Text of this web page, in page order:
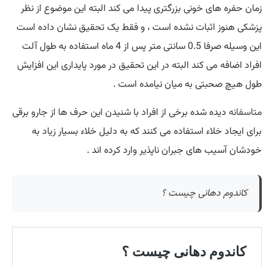
زمان حفره های خونی بزرگتری پیدا می کند البته این موضوع از نظر
پزشکی هنوز اثبات نشده است ، و فقط یک تحقیق نشان داده است
این وسیله صرفا 0.5 سانتی متر پس از 4 ماه استفاده به طول آلت
افراد اضافه می کند البته در این تحقیق در مورد پایداری این افزایش
طول هیچ صحبتی به میان نیامده است .
متاسفانه دیده شده برخی از افراد با شنیدن این حرف ها از جارو برقی
برای ایجاد خلاء استفاده می کنند که به دلیل خلاء بسیار زیاد به
خودشان آسیب های جبران ناپذیر وارد کرده اند .
کاندوم دهانی چیست ؟